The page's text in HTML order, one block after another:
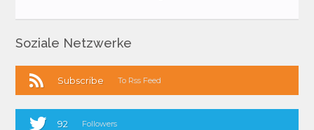
Soziale Netzwerke
Subscribe To Rss Feed
92 Followers